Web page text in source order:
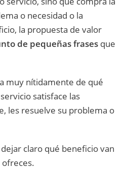
o necesidad o la
la propuesta de valor
de pequeñas frases que
muy nítidamente de qué
satisface las
les resuelve su problema o
claro qué beneficio van
ofreces.